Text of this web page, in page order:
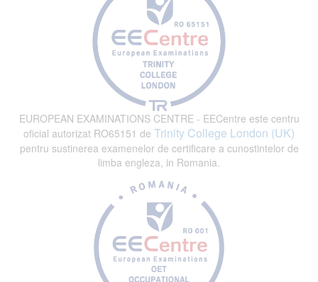
EUROPEAN EXAMINATIONS CENTRE - EECentre este centru
oficial autorizat RO65151 de Trinity College London (UK)
pentru sustinerea examenelor de certificare a cunostintelor de
limba engleza, in Romania.